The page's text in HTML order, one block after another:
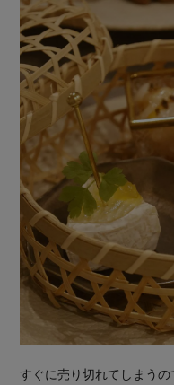
すぐに売り切れてしまうの